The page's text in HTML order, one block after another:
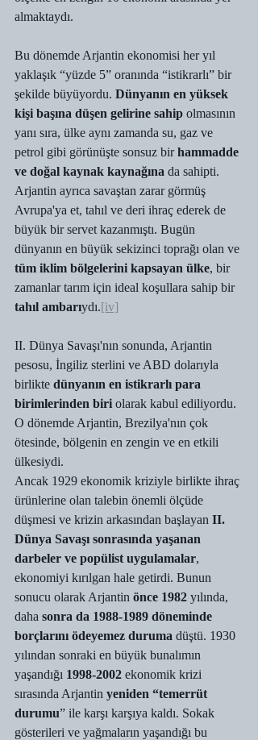
almaktaydı.
Bu dönemde Arjantin ekonomisi her yıl
yaklaşık “yüzde 5” oranında “istikrarlı” bir
şekilde büyüyordu. Dünyanın en yüksek
kişi başına düşen gelirine sahip olmasının
yanı sıra, ülke aynı zamanda su, gaz ve
petrol gibi görünüşte sonsuz bir hammadde
ve doğal kaynak kaynağına da sahipti.
Arjantin ayrıca savaştan zarar görmüş
Avrupa'ya et, tahıl ve deri ihraç ederek de
büyük bir servet kazanmıştı. Bugün
dünyanın en büyük sekizinci toprağı olan ve
tüm iklim bölgelerini kapsayan ülke, bir
zamanlar tarım için ideal koşullara sahip bir
tahıl ambarıydı.[iv]
II. Dünya Savaşı'nın sonunda, Arjantin
pesosu, İngiliz sterlini ve ABD dolarıyla
birlikte dünyanın en istikrarlı para
birimlerinden biri olarak kabul ediliyordu.
O dönemde Arjantin, Brezilya'nın çok
ötesinde, bölgenin en zengin ve en etkili
ülkesiydi.
Ancak 1929 ekonomik kriziyle birlikte ihraç
ürünlerine olan talebin önemli ölçüde
düşmesi ve krizin arkasından başlayan II.
Dünya Savaşı sonrasında yaşanan
darbeler ve popülist uygulamalar,
ekonomiyi kırılgan hale getirdi. Bunun
sonucu olarak Arjantin önce 1982 yılında,
daha sonra da 1988-1989 döneminde
borçlarını ödeyemez duruma düştü. 1930
yılından sonraki en büyük bunalımın
yaşandığı 1998-2002 ekonomik krizi
sırasında Arjantin yeniden “temerrüt
durumu” ile karşı karşıya kaldı. Sokak
gösterileri ve yağmaların yaşandığı bu